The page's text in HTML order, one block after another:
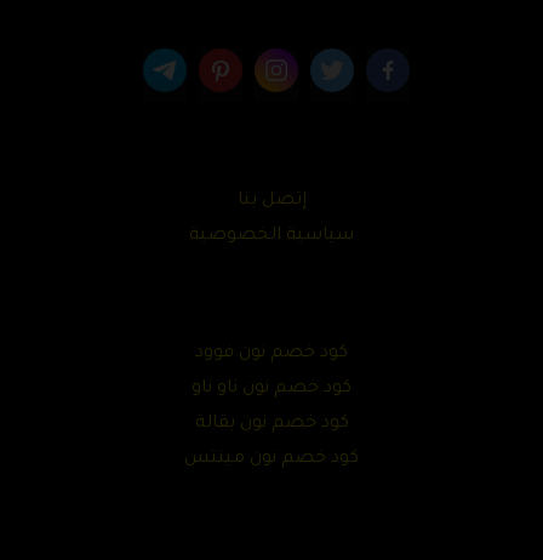
إتصل بنا
سياسية الخصوصية
كود خصم نون فوود
كود خصم نون ناو ناو
كود خصم نون بقالة
كود خصم نون مينتس